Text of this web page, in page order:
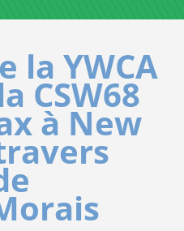
la YWCA
CSW68
à New